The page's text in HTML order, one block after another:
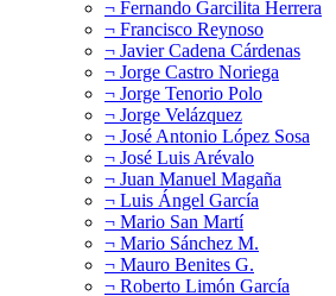
¬ Fernando Garcilita Herrera
¬ Francisco Reynoso
¬ Javier Cadena Cárdenas
¬ Jorge Castro Noriega
¬ Jorge Tenorio Polo
¬ Jorge Velázquez
¬ José Antonio López Sosa
¬ José Luis Arévalo
¬ Juan Manuel Magaña
¬ Luis Ángel García
¬ Mario San Martí
¬ Mario Sánchez M.
¬ Mauro Benites G.
¬ Roberto Limón García